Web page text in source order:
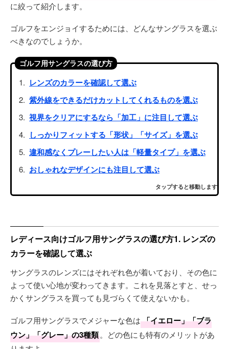
に絞って紹介します。
ゴルフをエンジョイするためには、どんなサングラスを選ぶ
べきなのでしょうか。
ゴルフ用サングラスの選び方
レンズのカラーを確認して選ぶ
紫外線をできるだけカットしてくれるものを選ぶ
視界をクリアにするなら「加工」に注目して選ぶ
しっかりフィットする「形状」「サイズ」を選ぶ
違和感なくプレーしたい人は「軽量タイプ」を選ぶ
おしゃれなデザインにも注目して選ぶ
タップすると移動します
レディース向けゴルフ用サングラスの選び方1. レンズの
カラーを確認して選ぶ
サングラスのレンズにはそれぞれ色が着いており、その色に
よって使い心地が変わってきます。これを見落とすと、せっ
かくサングラスを買っても見づらくて使えないかも。
ゴルフ用サングラスでメジャーな色は 「イエロー」「ブラ
ウン」「グレー」の3種類。どの色にも特有のメリットがあ